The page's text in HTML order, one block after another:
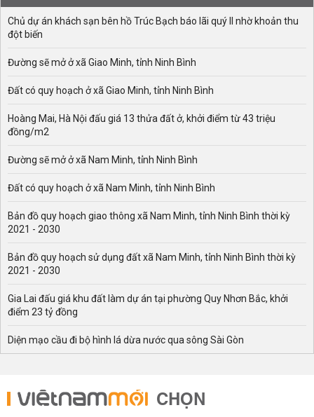
Chủ dự án khách sạn bên hồ Trúc Bạch báo lãi quý II nhờ khoản thu
đột biến
Đường sẽ mở ở xã Giao Minh, tỉnh Ninh Bình
Đất có quy hoạch ở xã Giao Minh, tỉnh Ninh Bình
Hoàng Mai, Hà Nội đấu giá 13 thửa đất ở, khởi điểm từ 43 triệu
đồng/m2
Đường sẽ mở ở xã Nam Minh, tỉnh Ninh Bình
Đất có quy hoạch ở xã Nam Minh, tỉnh Ninh Bình
Bản đồ quy hoạch giao thông xã Nam Minh, tỉnh Ninh Bình thời kỳ
2021 - 2030
Bản đồ quy hoạch sử dụng đất xã Nam Minh, tỉnh Ninh Bình thời kỳ
2021 - 2030
Gia Lai đấu giá khu đất làm dự án tại phường Quy Nhơn Bắc, khởi
điểm 23 tỷ đồng
Diện mạo cầu đi bộ hình lá dừa nước qua sông Sài Gòn
CHỌN